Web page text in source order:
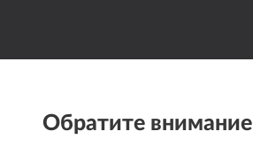
Обратите внимание